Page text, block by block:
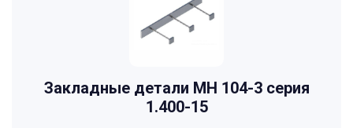
Закладные детали МН 104-3 серия
1.400-15